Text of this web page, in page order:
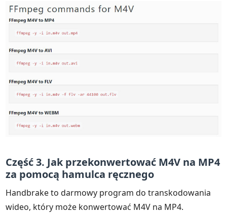
Część 3. Jak przekonwertować M4V na MP4
za pomocą hamulca ręcznego
Handbrake to darmowy program do transkodowania
wideo, który może konwertować M4V na MP4.